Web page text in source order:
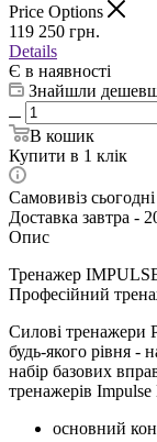
Price Options
119 250 грн.
Details
Є в наявності
Знайшли
В кошик
Купити в 1 клік
Самовивіз
Доставка завтра -
Опис
Тренажер
Професійний
Силові тренажери
будь-якого рівня -
набір базових
тренажерів Impulse
основний